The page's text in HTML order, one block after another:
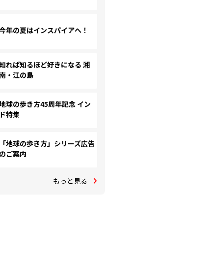
年の夏はインスパイアへ！
れば知るほど好きになる 湘
・江の島
球の歩き方45周年記念 イン
ド特集
「地球の歩き方」シリーズ広告
のご案内
もっと見る